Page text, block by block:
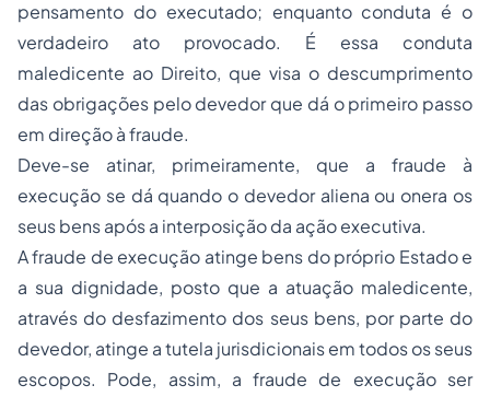
pensamento do executado; enquanto conduta é o
verdadeiro ato provocado. É essa conduta
maledicente ao Direito, que visa o descumprimento
das obrigações pelo devedor que dá o primeiro passo
em direção à fraude.
Deve-se atinar, primeiramente, que a fraude à
execução se dá quando o devedor aliena ou onera os
seus bens após a interposição da ação executiva.
A fraude de execução atinge bens do próprio Estado e
a sua dignidade, posto que a atuação maledicente,
através do desfazimento dos seus bens, por parte do
devedor, atinge a tutela jurisdicionais em todos os seus
escopos. Pode, assim, a fraude de execução ser